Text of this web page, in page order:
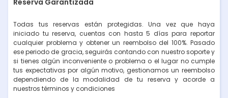
Reserva Garantizada
Todas tus reservas están protegidas. Una vez que haya
iniciado tu reserva, cuentas con hasta 5 días para reportar
cualquier problema y obtener un reembolso del 100%. Pasado
ese periodo de gracia, seguirás contando con nuestro soporte y
si tienes algún inconveniente o problema o el lugar no cumple
tus expectativas por algún motivo, gestionamos un reembolso
dependiendo de la modalidad de tu reserva y acorde a
nuestros términos y condiciones